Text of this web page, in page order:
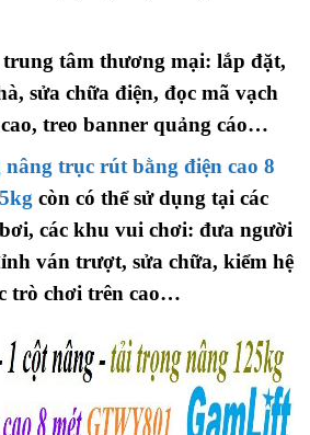
trung tâm thương mại: lắp đặt,
sửa chữa điện, đọc mã vạch
treo banner quảng cáo…
nâng trục rút bằng điện cao 8
còn có thể sử dụng tại các
các khu vui chơi: đưa người
ván trượt, sửa chữa, kiểm hệ
trò chơi trên cao…